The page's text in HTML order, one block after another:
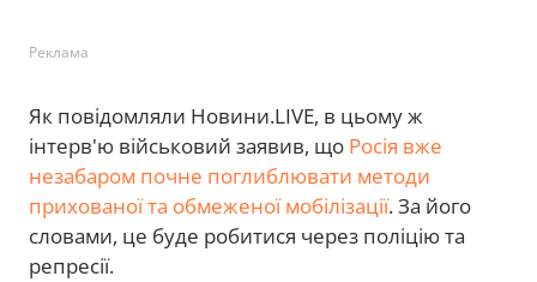
Реклама
Як повідомляли Новини.LIVE, в цьому ж
інтерв'ю військовий заявив, що Росія вже
незабаром почне поглиблювати методи
прихованої та обмеженої мобілізації. За його
словами, це буде робитися через поліцію та
репресії.